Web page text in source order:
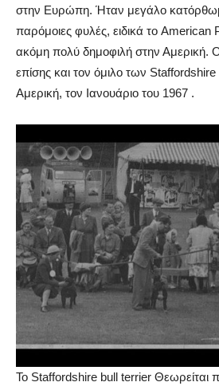
στην Ευρώπη. Ήταν μεγάλο
παρόμοιες φυλές, ειδικά το American
ακόμη πολύ δημοφιλή στην Αμερική.
επίσης και τον όμιλο των
Αμερική, τον Ιανουάριο του 1967 .
Το Staffordshire bull terrier Θεωρείται